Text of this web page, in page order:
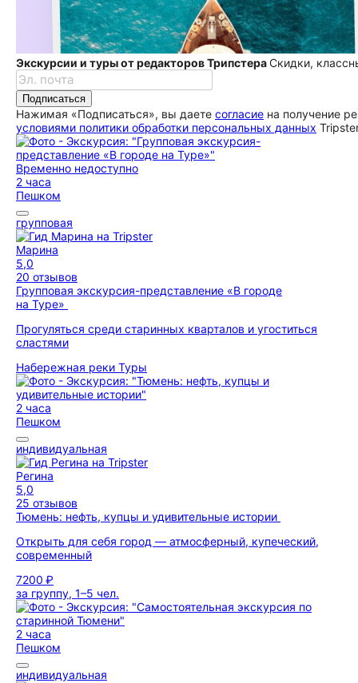
Экскурсии и туры от редакторов ТрипстераСкидки,
Подписаться
Нажимая «Подписаться», вы даете согласие на получение
условиями политики обработки персональных данных
Временно недоступно
2 часа
Пешком
групповая
Марина
5,0
20 отзывов
Групповая экскурсия-представление «В городе
на Туре»
Прогуляться среди старинных кварталов и угоститься
сластями
Набережная реки Туры
2 часа
Пешком
индивидуальная
Регина
5,0
25 отзывов
Тюмень: нефть, купцы и удивительные истории
Открыть для себя город — атмосферный, купеческий,
современный
7200 ₽
за группу, 1–5 чел.
2 часа
Пешком
индивидуальная